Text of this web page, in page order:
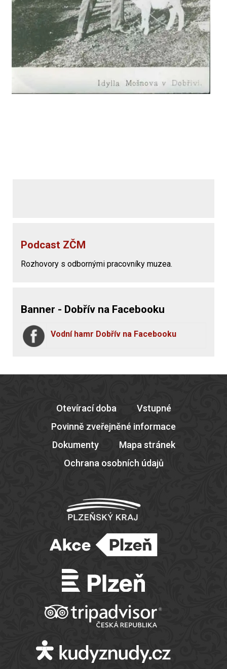
Podcast ZČM
Rozhovory s odbornými pracovníky muzea.
Banner - Dobřív na Facebooku
Vodní hamr Dobřív na Facebooku
Otevírací doba
Vstupné
Povinně zveřejněné informace
Dokumenty
Mapa stránek
Ochrana osobních údajů